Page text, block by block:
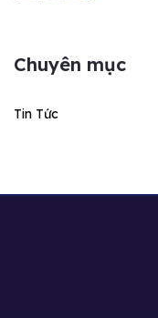
Chuyên mục
Tin Tức